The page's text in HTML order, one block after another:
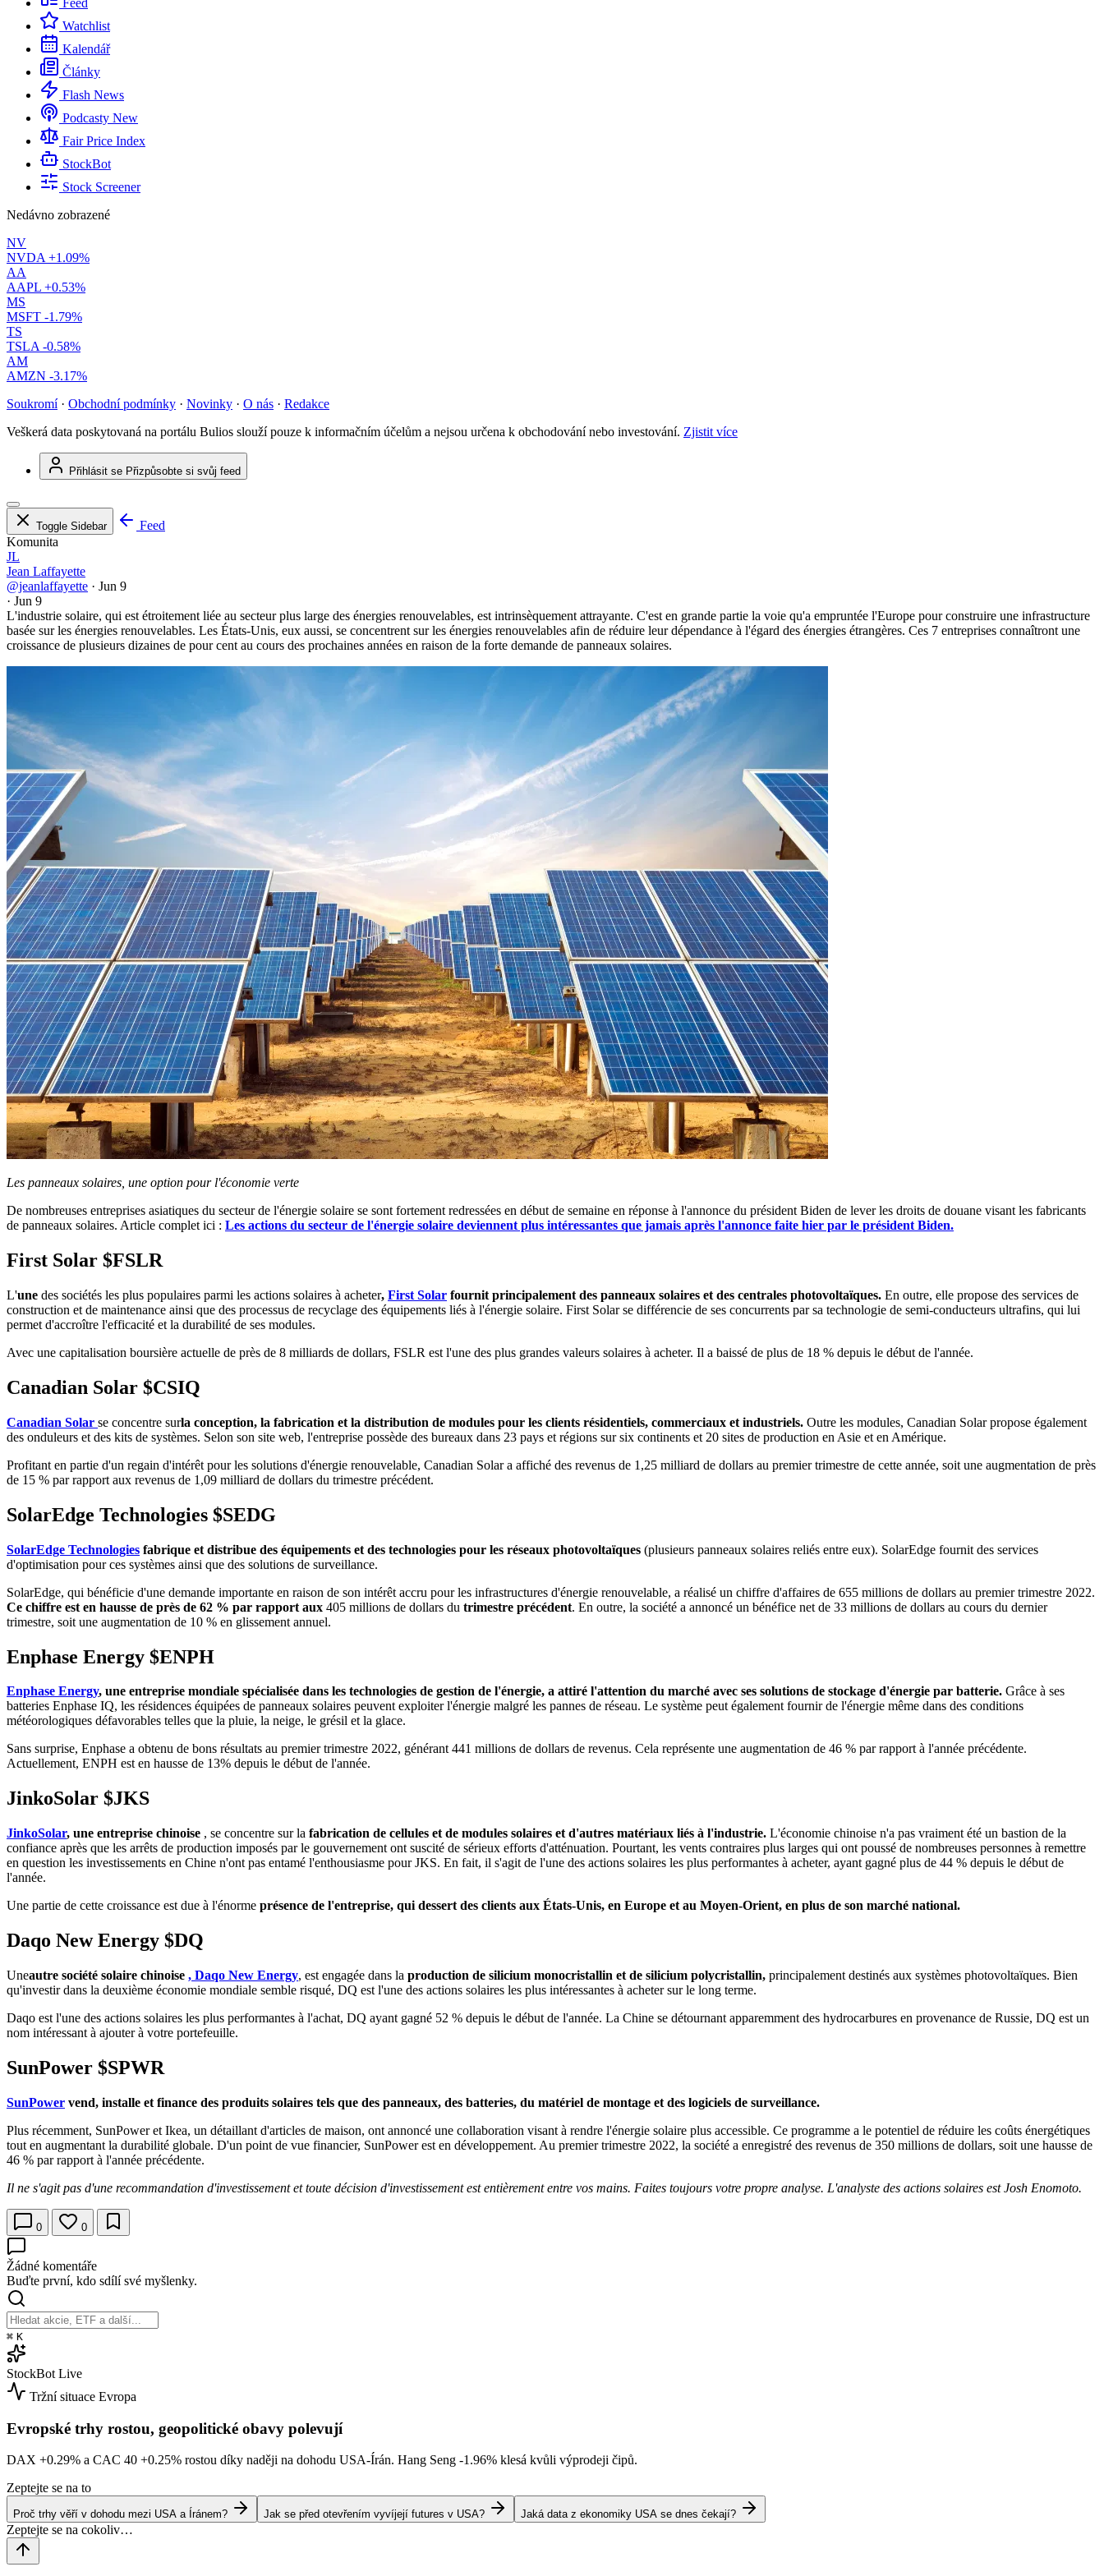
Feed
Watchlist
Kalendář
Články
Flash News
Podcasty New
Fair Price Index
StockBot
Stock Screener
Nedávno zobrazené
NV
NVDA +1.09%
AA
AAPL +0.53%
MS
MSFT -1.79%
TS
TSLA -0.58%
AM
AMZN -3.17%
Soukromí · Obchodní podmínky · Novinky · O nás · Redakce
Veškerá data poskytovaná na portálu Bulios slouží pouze k informačním účelům a nejsou určena k obchodování nebo investování. Zjistit více
Přihlásit se Přizpůsobte si svůj feed
Toggle Sidebar
Feed
Komunita
JL
Jean Laffayette
@jeanlaffayette · Jun 9
· Jun 9
L'industrie solaire, qui est étroitement liée au secteur plus large des énergies renouvelables, est intrinsèquement attrayante. C'est en grande partie la voie qu'a empruntée l'Europe pour construire une infrastructure
basée sur les énergies renouvelables. Les États-Unis, eux aussi, se concentrent sur les énergies renouvelables afin de réduire leur dépendance à l'égard des énergies étrangères. Ces 7 entreprises connaîtront une
croissance de plusieurs dizaines de pour cent au cours des prochaines années en raison de la forte demande de panneaux solaires.
Les panneaux solaires, une option pour l'économie verte
De nombreuses entreprises asiatiques du secteur de l'énergie solaire se sont fortement redressées en début de semaine en réponse à l'annonce du président Biden de lever les droits de douane visant les fabricants
de panneaux solaires. Article complet ici : Les actions du secteur de l'énergie solaire deviennent plus intéressantes que jamais après l'annonce faite hier par le président Biden.
First Solar $FSLR
L'une des sociétés les plus populaires parmi les actions solaires à acheter, First Solar fournit principalement des panneaux solaires et des centrales photovoltaïques. En outre, elle propose des services de
construction et de maintenance ainsi que des processus de recyclage des équipements liés à l'énergie solaire. First Solar se différencie de ses concurrents par sa technologie de semi-conducteurs ultrafins, qui lui
permet d'accroître l'efficacité et la durabilité de ses modules.
Avec une capitalisation boursière actuelle de près de 8 milliards de dollars, FSLR est l'une des plus grandes valeurs solaires à acheter. Il a baissé de plus de 18 % depuis le début de l'année.
Canadian Solar $CSIQ
Canadian Solar se concentre surla conception, la fabrication et la distribution de modules pour les clients résidentiels, commerciaux et industriels. Outre les modules, Canadian Solar propose également
des onduleurs et des kits de systèmes. Selon son site web, l'entreprise possède des bureaux dans 23 pays et régions sur six continents et 20 sites de production en Asie et en Amérique.
Profitant en partie d'un regain d'intérêt pour les solutions d'énergie renouvelable, Canadian Solar a affiché des revenus de 1,25 milliard de dollars au premier trimestre de cette année, soit une augmentation de près
de 15 % par rapport aux revenus de 1,09 milliard de dollars du trimestre précédent.
SolarEdge Technologies $SEDG
SolarEdge Technologies fabrique et distribue des équipements et des technologies pour les réseaux photovoltaïques (plusieurs panneaux solaires reliés entre eux). SolarEdge fournit des services
d'optimisation pour ces systèmes ainsi que des solutions de surveillance.
SolarEdge, qui bénéficie d'une demande importante en raison de son intérêt accru pour les infrastructures d'énergie renouvelable, a réalisé un chiffre d'affaires de 655 millions de dollars au premier trimestre 2022.
Ce chiffre est en hausse de près de 62 % par rapport aux 405 millions de dollars du trimestre précédent. En outre, la société a annoncé un bénéfice net de 33 millions de dollars au cours du dernier
trimestre, soit une augmentation de 10 % en glissement annuel.
Enphase Energy $ENPH
Enphase Energy, une entreprise mondiale spécialisée dans les technologies de gestion de l'énergie, a attiré l'attention du marché avec ses solutions de stockage d'énergie par batterie. Grâce à ses
batteries Enphase IQ, les résidences équipées de panneaux solaires peuvent exploiter l'énergie malgré les pannes de réseau. Le système peut également fournir de l'énergie même dans des conditions
météorologiques défavorables telles que la pluie, la neige, le grésil et la glace.
Sans surprise, Enphase a obtenu de bons résultats au premier trimestre 2022, générant 441 millions de dollars de revenus. Cela représente une augmentation de 46 % par rapport à l'année précédente.
Actuellement, ENPH est en hausse de 13% depuis le début de l'année.
JinkoSolar $JKS
JinkoSolar, une entreprise chinoise , se concentre sur la fabrication de cellules et de modules solaires et d'autres matériaux liés à l'industrie. L'économie chinoise n'a pas vraiment été un bastion de la
confiance après que les arrêts de production imposés par le gouvernement ont suscité de sérieux efforts d'atténuation. Pourtant, les vents contraires plus larges qui ont poussé de nombreuses personnes à remettre
en question les investissements en Chine n'ont pas entamé l'enthousiasme pour JKS. En fait, il s'agit de l'une des actions solaires les plus performantes à acheter, ayant gagné plus de 44 % depuis le début de
l'année.
Une partie de cette croissance est due à l'énorme présence de l'entreprise, qui dessert des clients aux États-Unis, en Europe et au Moyen-Orient, en plus de son marché national.
Daqo New Energy $DQ
Uneautre société solaire chinoise , Daqo New Energy, est engagée dans la production de silicium monocristallin et de silicium polycristallin, principalement destinés aux systèmes photovoltaïques. Bien
qu'investir dans la deuxième économie mondiale semble risqué, DQ est l'une des actions solaires les plus intéressantes à acheter sur le long terme.
Daqo est l'une des actions solaires les plus performantes à l'achat, DQ ayant gagné 52 % depuis le début de l'année. La Chine se détournant apparemment des hydrocarbures en provenance de Russie, DQ est un
nom intéressant à ajouter à votre portefeuille.
SunPower $SPWR
SunPower vend, installe et finance des produits solaires tels que des panneaux, des batteries, du matériel de montage et des logiciels de surveillance.
Plus récemment, SunPower et Ikea, un détaillant d'articles de maison, ont annoncé une collaboration visant à rendre l'énergie solaire plus accessible. Ce programme a le potentiel de réduire les coûts énergétiques
tout en augmentant la durabilité globale. D'un point de vue financier, SunPower est en développement. Au premier trimestre 2022, la société a enregistré des revenus de 350 millions de dollars, soit une hausse de
46 % par rapport à l'année précédente.
Il ne s'agit pas d'une recommandation d'investissement et toute décision d'investissement est entièrement entre vos mains. Faites toujours votre propre analyse. L'analyste des actions solaires est Josh Enomoto.
0 0
Žádné komentáře
Buďte první, kdo sdílí své myšlenky.
⌘ K
StockBot Live
Tržní situace Evropa
Evropské trhy rostou, geopolitické obavy polevují
DAX +0.29% a CAC 40 +0.25% rostou díky naději na dohodu USA-Írán. Hang Seng -1.96% klesá kvůli výprodeji čipů.
Zeptejte se na to
Proč trhy věří v dohodu mezi USA a Íránem? Jak se před otevřením vyvíjejí futures v USA? Jaká data z ekonomiky USA se dnes čekají?